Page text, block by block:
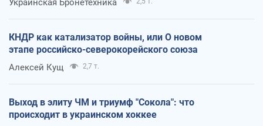
Украинская Бронетехника
КНДР как катализатор войны, или О новом
этапе российско-северокорейского союза
Алексей Кущ 2,7 т.
Выход в элиту ЧМ и триумф "Сокола": что
происходит в украинском хоккее